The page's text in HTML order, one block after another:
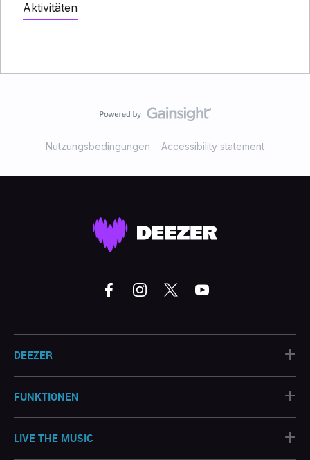
Aktivitäten
Nutzungsbedingungen Accessibility statement
DEEZER +
FUNKTIONEN +
LIVE THE MUSIC +